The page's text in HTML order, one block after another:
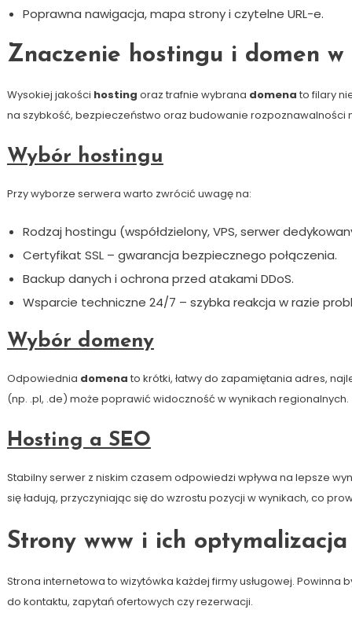
Poprawna nawigacja, mapa strony i czytelne URL-e.
Znaczenie hostingu i domen
Wysokiej jakości hosting oraz trafnie wybrana domena to filary
na szybkość, bezpieczeństwo oraz budowanie rozpoznawalności
Wybór hostingu
Przy wyborze serwera warto zwrócić uwagę na:
Rodzaj hostingu (współdzielony, VPS, serwer
Certyfikat SSL – gwarancja bezpiecznego połączenia.
Backup danych i ochrona przed atakami DDoS.
Wsparcie techniczne 24/7 – szybka reakcja w razie
Wybór domeny
Odpowiednia domena to krótki, łatwy do zapamiętania adres,
(np. .pl, .de) może poprawić widoczność w wynikach regionalnych.
Hosting a SEO
Stabilny serwer z niskim czasem odpowiedzi wpływa na lepsze
się ładują, przyczyniając się do wzrostu pozycji w wynikach, co
Strony www i ich
Strona internetowa to wizytówka każdej firmy usługowej.
do kontaktu, zapytań ofertowych czy rezerwacji.